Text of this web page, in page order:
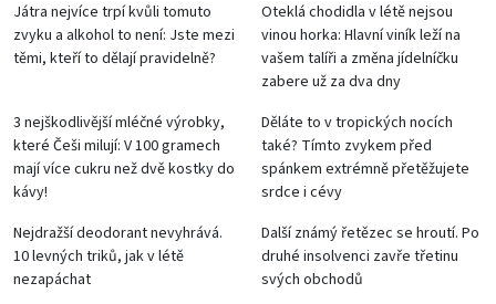
Játra nejvíce trpí kvůli tomuto
zvyku a alkohol to není: Jste mezi
těmi, kteří to dělají pravidelně?
Oteklá chodidla v létě nejsou
vinou horka: Hlavní viník leží na
vašem talíři a změna jídelníčku
zabere už za dva dny
3 nejškodlivější mléčné výrobky,
které Češi milují: V 100 gramech
mají více cukru než dvě kostky do
kávy!
Děláte to v tropických nocích
také? Tímto zvykem před
spánkem extrémně přetěžujete
srdce i cévy
Nejdražší deodorant nevyhrává.
10 levných triků, jak v létě
nezapáchat
Další známý řetězec se hroutí. Po
druhé insolvenci zavře třetinu
svých obchodů